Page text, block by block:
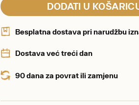
DODATI U
Besplatna dostava pri narudžbu
Dostava već treći dan
90 dana za povrat ili zamjenu